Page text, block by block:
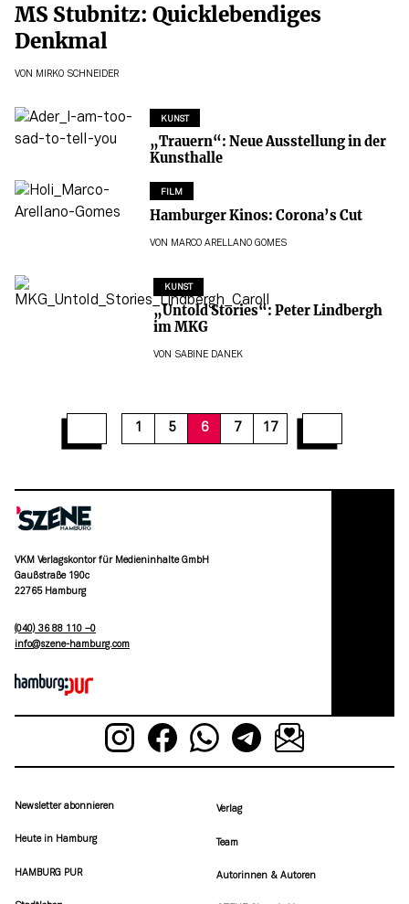
MS Stubnitz: Quicklebendiges
Denkmal
VON MIRKO SCHNEIDER
KUNST
„Trauern“: Neue Ausstellung in der
Kunsthalle
FILM
Hamburger Kinos: Corona’s Cut
VON MARCO ARELLANO GOMES
KUNST
„Untold Stories“: Peter Lindbergh
im MKG
VON SABINE DANEK
1 5 6 7 17
12 1415 17
VKM Verlagskontor für Medieninhalte GmbH
Gaußstraße 190c
22765 Hamburg
(040) 36 88 110 –0
moc.grubmah-enezs@ofni
Newsletter abonnieren
Heute in Hamburg
HAMBURG PUR
Verlag
Team
Autorinnen & Autoren